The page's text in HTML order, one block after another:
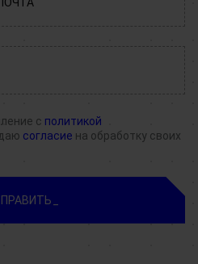
с политикой
согласие на обработку своих